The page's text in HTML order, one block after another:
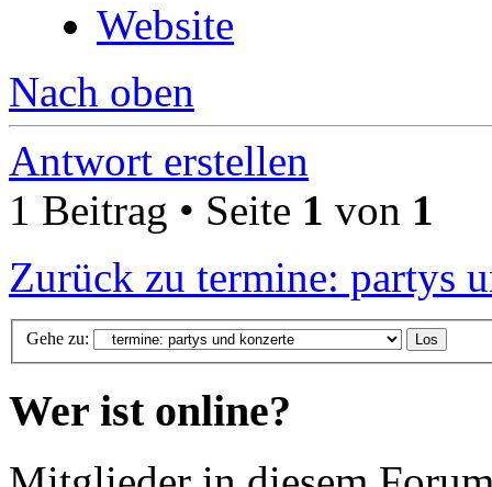
Website
Nach oben
Antwort erstellen
1 Beitrag • Seite 1 von 1
Zurück zu termine: partys
Gehe zu:
Wer ist online?